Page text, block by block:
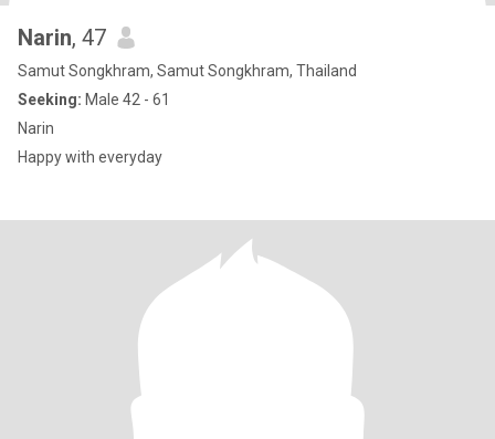
Narin, 47
Samut Songkhram, Samut Songkhram, Thailand
Seeking: Male 42 - 61
Narin
Happy with everyday